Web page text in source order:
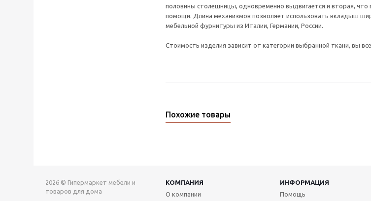
половины столешницы, одновременно выдвигается и вторая, что
помощи. Длина механизмов позволяет использовать вкладыш
мебельной фурнитуры из Италии, Германии, России.
Стоимость изделия зависит от категории выбранной ткани, вы
Похожие товары
2026 © Гипермаркет мебели и
товаров для дома
КОМПАНИЯ ИНФОРМАЦИЯ
О компании
Помощь